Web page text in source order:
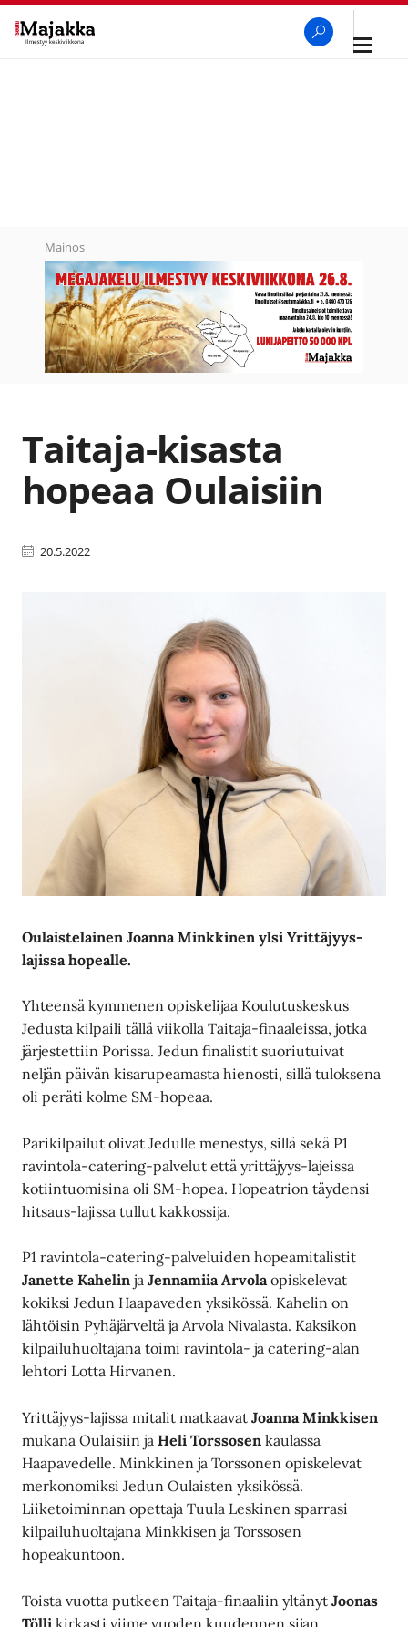
Avaa
Mainos
Taitaja-kisasta
hopeaa Oulaisiin
20.5.2022
Oulaistelainen Joanna Minkkinen ylsi Yrittäjyys-
lajissa hopealle.
Yhteensä kymmenen opiskelijaa Koulutuskeskus
Jedusta kilpaili tällä viikolla Taitaja-finaaleissa, jotka
järjestettiin Porissa. Jedun finalistit suoriutuivat
neljän päivän kisarupeamasta hienosti, sillä tuloksena
oli peräti kolme SM-hopeaa.
Parikilpailut olivat Jedulle menestys, sillä sekä P1
ravintola-catering-palvelut että yrittäjyys-lajeissa
kotiintuomisina oli SM-hopea. Hopeatrion täydensi
hitsaus-lajissa tullut kakkossija.
P1 ravintola-catering-palveluiden hopeamitalistit
Janette Kahelin jaJennamiiaArvolaopiskelevat
kokiksi Jedun Haapaveden yksikössä. Kahelin on
lähtöisin Pyhäjärveltä ja Arvola Nivalasta. Kaksikon
kilpailuhuoltajana toimi ravintola- ja catering-alan
lehtori Lotta Hirvanen.
Yrittäjyys-lajissa mitalit matkaavatJoanna Minkkisen
mukana Oulaisiin jaHeli Torssosen kaulassa
Haapavedelle. Minkkinen ja Torssonen opiskelevat
merkonomiksi Jedun Oulaisten yksikössä.
Liiketoiminnan opettaja Tuula Leskinen sparrasi
kilpailuhuoltajana Minkkisen ja Torssosen
hopeakuntoon.
Toista vuotta putkeen Taitaja-finaaliin yltänytJoonas
Tölli kirkasti viime vuoden kuudennen sijan